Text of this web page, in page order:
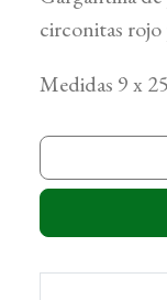
circonitas
Medidas 9 x